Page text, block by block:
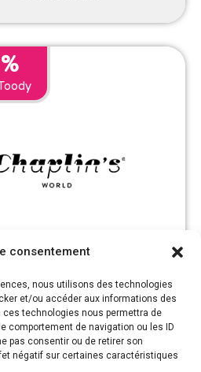
consentement
nous utilisons des technologies
et/ou accéder aux informations des
ces technologies nous permettra de
comportement de navigation ou les ID
pas consentir ou de retirer son
négatif sur certaines caractéristiques
Indoor/Parc D'attraction/
Parcs/ Sorties Et Loisirs
29.00 €
19.00 €